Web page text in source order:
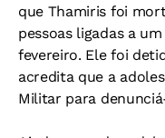
que Thamiris foi
pessoas ligadas a
fevereiro. Ele foi
acredita que a
Militar para